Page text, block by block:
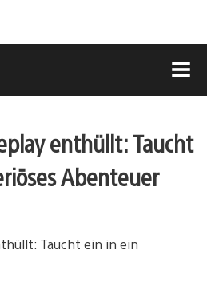
enthüllt: Taucht
Abenteuer